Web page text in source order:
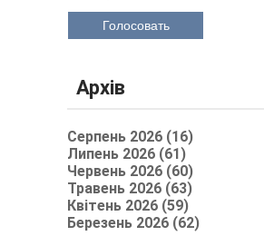
Голосовать
Архів
Серпень 2026 (16)
Липень 2026 (61)
Червень 2026 (60)
Травень 2026 (63)
Квітень 2026 (59)
Березень 2026 (62)